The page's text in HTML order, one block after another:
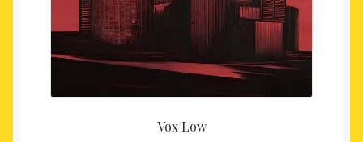
Vox Low